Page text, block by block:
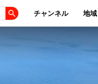
チャンネル 地域